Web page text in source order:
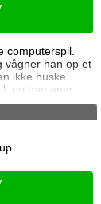
computerspil.
vågner han op et
ikke huske
og han aner
igen. Den
vil uret have
verden fyldt
Og hvad sker